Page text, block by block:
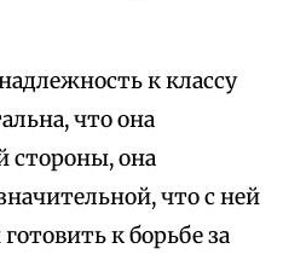
к классу
что она
стороны, она
что с ней
к борьбе за